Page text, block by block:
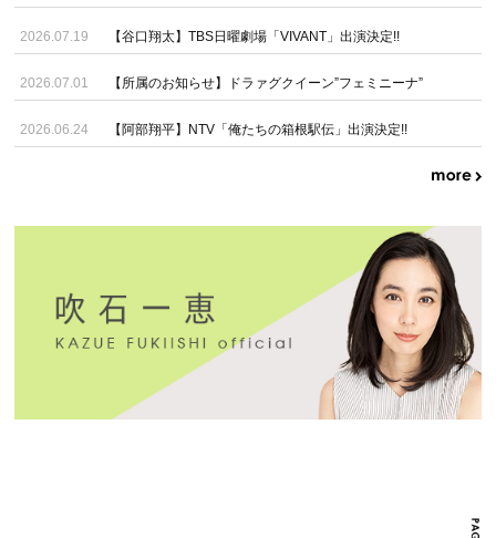
2026.07.19 【谷口翔太】TBS日曜劇場「VIVANT」出演決定!!
2026.07.01 【所属のお知らせ】ドラァグクイーン”フェミニーナ”
2026.06.24 【阿部翔平】NTV「俺たちの箱根駅伝」出演決定!!